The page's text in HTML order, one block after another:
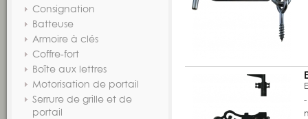
Consignation
Batteuse
Armoire à clés
Coffre-fort
Boîte aux lettres
Motorisation de portail
Serrure de grille et de
portail